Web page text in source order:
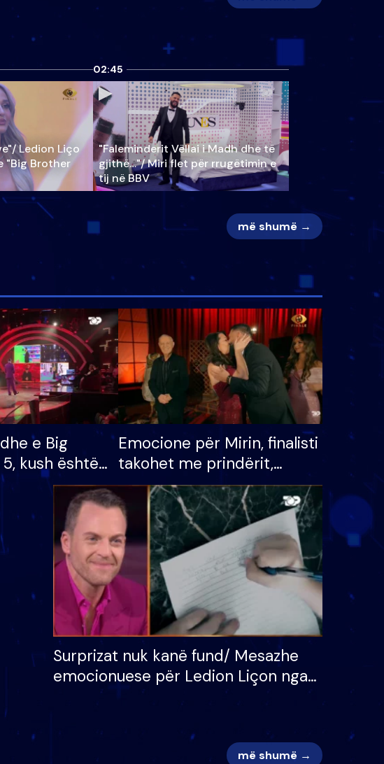
Ledion Liço
"Big Brother
02:45
"Faleminderit Vëllai i Madh dhe të
gjithë…"/ Miri flet për rrugëtimin e
tij në BBV
më shumë →
e Big
kush është
që lë shtëpinë
për
e madh
Emocione për Mirin, finalisti
takohet me prindërit,
vajzën dhe bashkëshorten:
S’kemi ndonjë letër divorci
apo jo?
Surprizat nuk kanë fund/ Mesazhe
emocionuese për Ledion Liçon nga
nëna dhe fëmijët e tij, moderatori
më shumë →